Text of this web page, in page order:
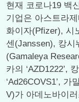
현재 코로나19 백
기업은 아스트라
화이자(Pfizer), 시
센(Janssen), 캉시
(Gamaleya
카의 ‘AZD1222’,
‘Ad26COVS1’,
V)가 아데노바이